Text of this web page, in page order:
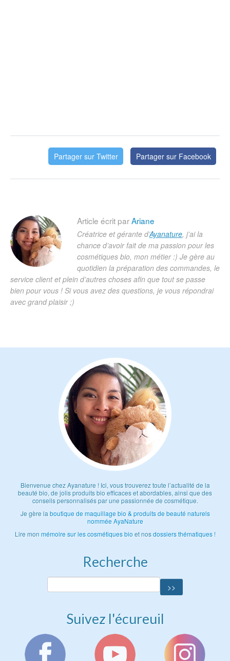
Partager sur Facebook
Partager sur Twitter
Article écrit parAriane
Créatrice et gérante d’Ayanature, j’ai la
chance d’avoir fait de ma passion pour les
cosmétiques bio, mon métier :) Je gère au
quotidien la préparation des commandes, le
service client et plein d’autres choses afin que tout se passe
bien pour vous ! Si vous avez des questions, je vous répondrai
avec grand plaisir ;)
Bienvenue chez Ayanature ! Ici, vous trouverez toute l’actualité de la
beauté bio, de jolis produits bio efficaces et abordables, ainsi que des
conseils personnalisés par une passionnée de cosmétique.
Je gère laboutique de maquillage bio & produits de beauté naturels
nommée AyaNature
Lire monmémoire sur les cosmétiques bioet nosdossiers thématiques!
Recherche
Suivez l'écureuil